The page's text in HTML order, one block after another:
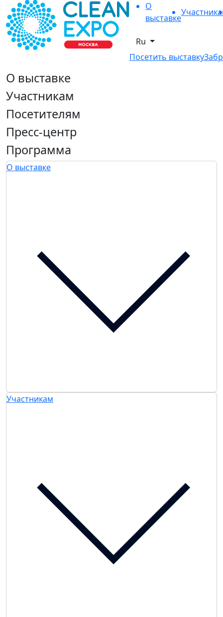
О
выставке
Ru
Посетить выставку
О выставке
Участникам
Посетителям
Пресс-центр
Программа
О выставке
Участникам